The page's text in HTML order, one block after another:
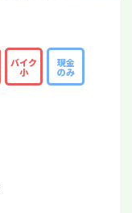
バイク
小
現金
のみ